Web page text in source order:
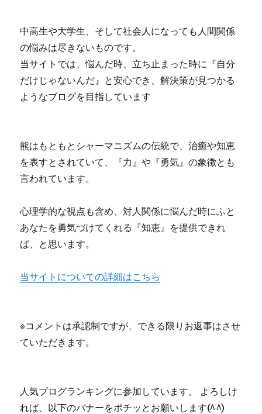
中高生や大学生、そして社会人になっても人間関係
の悩みは尽きないものです。
当サイトでは、悩んだ時、立ち止まった時に『自分
だけじゃないんだ』と安心でき、解決策が見つかる
ようなブログを目指しています
熊はもともとシャーマニズムの伝統で、治癒や知恵
を表すとされていて、『力』や『勇気』の象徴とも
言われています。
心理学的な視点も含め、対人関係に悩んだ時にふと
あなたを勇気づけてくれる『知恵』を提供できれ
ば、と思います。
当サイトについての詳細はこちら
※コメントは承認制ですが、できる限りお返事はさせ
ていただきます。
人気ブログランキングに参加しています。 よろしけ
れば、以下のバナーをポチッとお願いします(^^)